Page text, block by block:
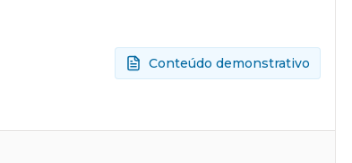
Conteúdo demonstrativo